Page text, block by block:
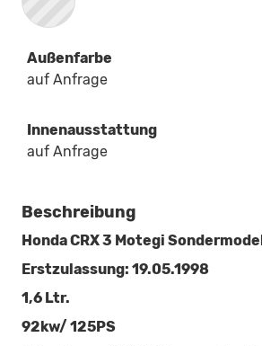
Außenfarbe
auf Anfrage
Innenausstattung
auf Anfrage
Beschreibung
Honda CRX 3 Motegi Sondermodell
Erstzulassung: 19.05.1998
1,6 Ltr.
92kw/ 125PS